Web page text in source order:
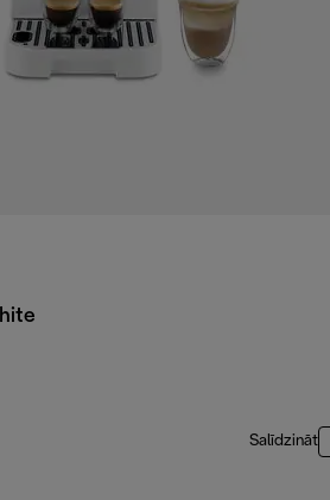
Salīdzināt